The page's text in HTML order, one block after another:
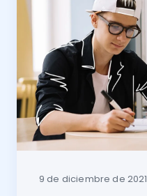
9 de diciembre de 2021